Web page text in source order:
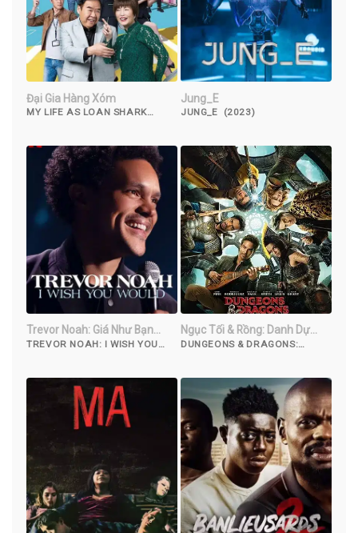
Đại Gia Hàng Xóm
MY LIFE AS LOAN SHARK
Jung_E
JUNG_E (2023)
Trevor Noah: Giá Như Bạn…
TREVOR NOAH: I WISH YOU
Ngục Tối & Rồng: Danh Dự
Của Kẻ Trộm
DUNGEONS & DRAGONS: